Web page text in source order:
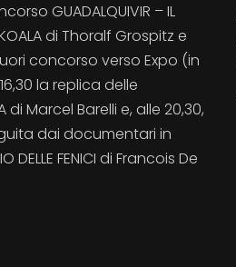
GUADALQUIVIR – IL
KOALA di Thoralf Grospitz e
concorso verso Expo (in
la replica delle
Marcel Barelli e, alle 20,30,
dai documentari in
DELLE FENICI di Francois De